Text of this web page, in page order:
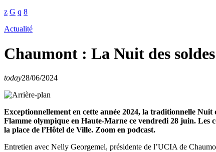
Actualité
Chaumont : La Nuit des soldes
today28/06/2024
Exceptionnellement en cette année 2024, la traditionnelle
Flamme olympique en Haute-Marne ce vendredi 28 juin. Les
la place de l’Hôtel de Ville. Zoom en podcast.
Entretien avec Nelly Georgemel, présidente de l’UCIA de